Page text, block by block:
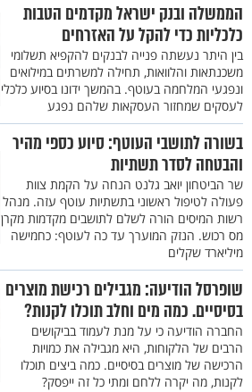
הממשלה ובנק ישראל מקדמים הטבות
כלכליות כדי להקל על האזרחים
בין היתר נעשתה פנייה לבנקים להקפיא תשלומי
משכנתאות והלוואות, תחילה למשרתים במילואים
ונפגעי המלחמה בעוטף. בהמשך ידונו בסיוע כלכלי
לעסקים שמחזור העסקאות שלהם נפגע
בשורה לתושבי העוטף: סיוע כספי מהיר
והבטחה לסדר תשתיות
שר הביטחון יואב גלנט הנחה על הקמת צוות
פעולה לטיפול ראשוני בתשתיות עוטף עזה. מנהל
רשות המיסים הורה לשלם לתושבים מקדמות מקרן
מס רכוש. הנזק המוערך עד כה לעוטף: כחמישה
מיליארד שקלים
שופרסל הודיעה: מגבילים רכישת מוצרים
בסיסיים. כמה מים וחלב תוכלו לקנות?
החברה הודיעה כי על מנת לעמוד בביקושים
הרבים של הלקוחות, היא מגבילה את כמויות
הרכישה של מוצרים בסיסיים. כמה ביצים תוכלו
לקנות, מה יקרה ללחם ומתי כל זה ייפסק?